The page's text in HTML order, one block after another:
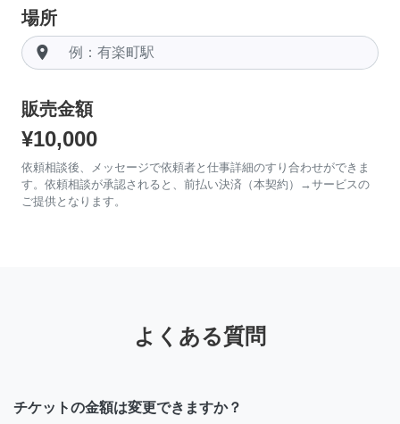
場所
room
販売金額
¥10,000
依頼相談後、メッセージで依頼者と仕事詳細のすり合わせができま
す。依頼相談が承認されると、前払い決済（本契約）→サービスの
ご提供となります。
よくある質問
チケットの金額は変更できますか？